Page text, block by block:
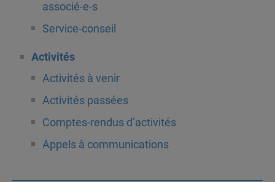
associé-e-s
Service-conseil
Activités
Activités à venir
Activités passées
Comptes-rendus d’activités
Appels à communications